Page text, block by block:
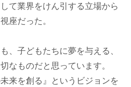
て業界をけん引する立場から
座だった。
、子どもたちに夢を与える、
なものだと思っています。
来を創る』というビジョンを